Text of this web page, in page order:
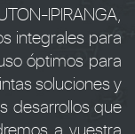
IPIRANGA,
integrales para
óptimos para
soluciones y
desarrollos que
a vuestra